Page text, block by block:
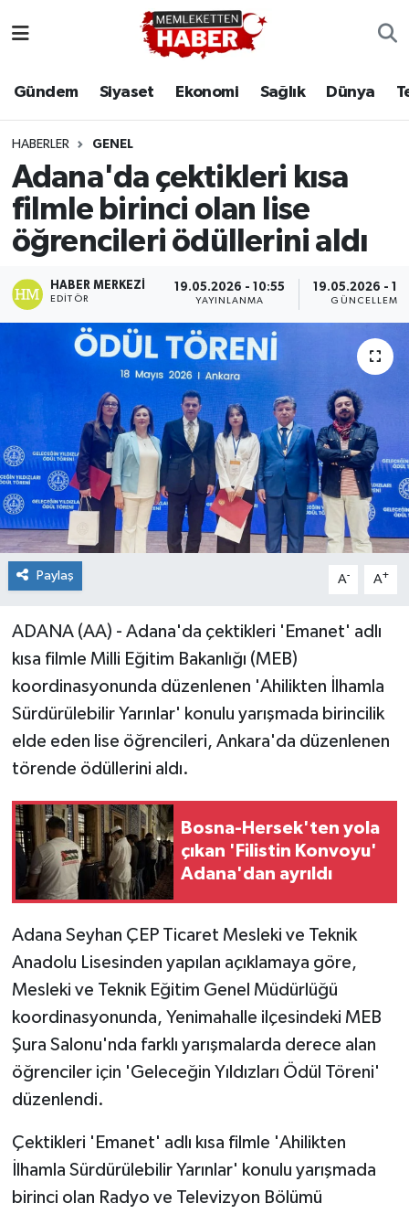
Gündem Siyaset Ekonomi Sağlık Dünya
HABERLER GENEL
Adana'da çektikleri kısa
filmle birinci olan lise
öğrencileri ödüllerini aldı
HABER MERKEZI
EDITÖR
19.05.2026 - 10:55
YAYINLANMA
19.05.2026 -
GÜNCELLEME
Paylaş A- A+
ADANA (AA) - Adana'da çektikleri 'Emanet' adlı
kısa filmle Milli Eğitim Bakanlığı (MEB)
koordinasyonunda düzenlenen 'Ahilikten İlhamla
Sürdürülebilir Yarınlar' konulu yarışmada birincilik
elde eden lise öğrencileri, Ankara'da düzenlenen
törende ödüllerini aldı.
Bosna-Hersek'ten yola
çıkan 'Filistin Konvoyu'
Adana'dan ayrıldı
Adana Seyhan ÇEP Ticaret Mesleki ve Teknik
Anadolu Lisesinden yapılan açıklamaya göre,
Mesleki ve Teknik Eğitim Genel Müdürlüğü
koordinasyonunda, Yenimahalle ilçesindeki MEB
Şura Salonu'nda farklı yarışmalarda derece alan
öğrenciler için 'Geleceğin Yıldızları Ödül Töreni'
düzenlendi.
Çektikleri 'Emanet' adlı kısa filmle 'Ahilikten
İlhamla Sürdürülebilir Yarınlar' konulu yarışmada
birinci olan Radyo ve Televizyon Bölümü